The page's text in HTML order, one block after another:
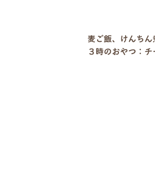
麦ご飯、けんち
３時のおやつ：